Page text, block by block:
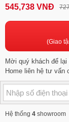
545,738 VNĐ
(Giao
Mời quý khách để lại
Home liên hệ tư vấn
Hệ thống 4 showroom